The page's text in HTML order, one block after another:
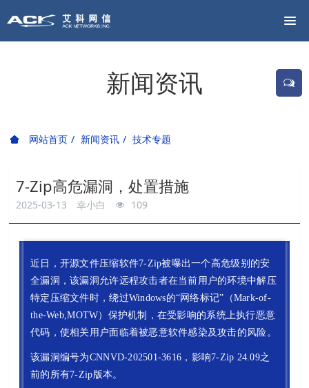
新闻资讯
网站首页 新闻资讯 技术专题
7-Zip高危漏洞，处置措施
2025-03-13 幸小白 109
近日，开源文件压缩软件7-Zip被曝出一个高危级别的安
全漏洞，该漏洞允许远程攻击者在当前用户的环境中解压
特定压缩文件时，绕过Windows的“网络标记”（Mark-of-
the-Web,MOTW）保护机制，在受影响的系统上执行恶意
代码，使相关用户面临着被恶意软件感染及攻击的风险。
该漏洞编号为CNNVD-202501-3616，影响7-Zip 24.09之
前的所有7-Zip版本。